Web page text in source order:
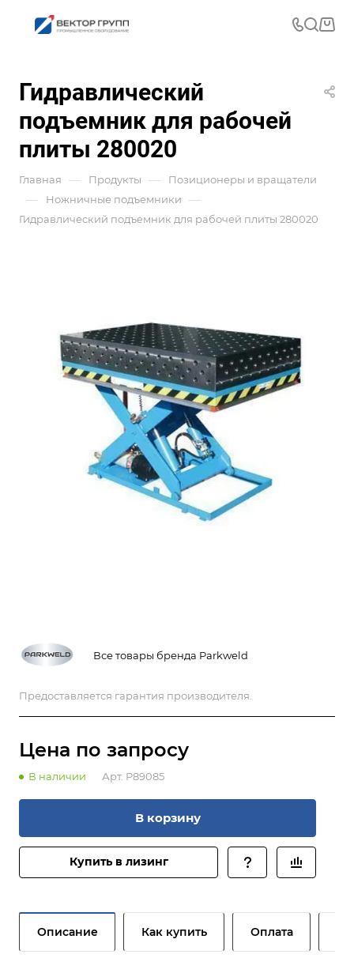
Гидравлический
подъемник для рабочей
плиты 280020
Главная — Продукты — Позиционеры и вращатели
— Ножничные подъемники —
Гидравлический подъемник для рабочей плиты 280020
Все товары бренда Parkweld
Предоставляется гарантия производителя.
Цена по запросу
В наличии Арт. P89085
В корзину
Купить в лизинг
Описание Как купить Оплата